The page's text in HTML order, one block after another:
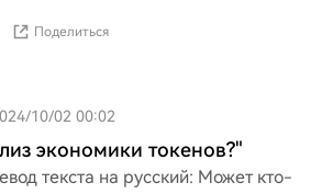
Поделиться
10/02 00:02
экономики токенов?"
текста на русский: Может кто-